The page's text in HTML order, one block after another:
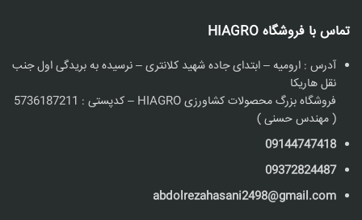
تماس با فروشگاه HIAGRO
آدرس : ارومیه – ابتدای جاده شهید کلانتری – نرسیده به بریدگی اول جنب
نقل هاریکا
فروشگاه بزرگ محصولات کشاورزی HIAGRO – کدپستی : 5736187211
( مهندس حسنی )
09144747418
09372824487
abdolrezahasani2498@gmail.com